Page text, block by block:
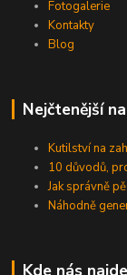
Fotogalerie
Kontakty
Blog
Nejčtenější
Kutilství na
10 důvodů,
Jak správně
Náhodně
Kde nás